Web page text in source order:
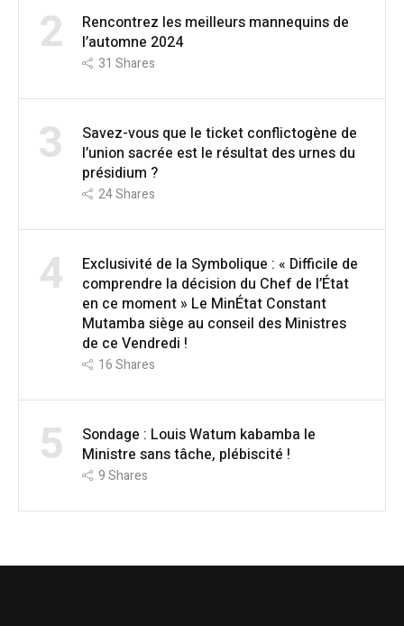
2
Rencontrez les meilleurs mannequins de
l’automne 2024
31 Shares
3
Savez-vous que le ticket conflictogène de
l’union sacrée est le résultat des urnes du
présidium ?
24Shares
4
Exclusivité de la Symbolique : « Difficile de
comprendre la décision du Chef de l’État
en ce moment » Le MinÉtat Constant
Mutamba siège au conseil des Ministres
de ce Vendredi !
16Shares
5
Sondage : Louis Watum kabamba le
Ministre sans tâche, plébiscité !
9Shares